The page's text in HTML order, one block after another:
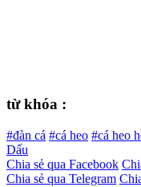
từ khóa :
#đàn cá #cá heo #cá heo
Dấu
Chia sẻ qua Facebook
Chia sẻ qua Telegram